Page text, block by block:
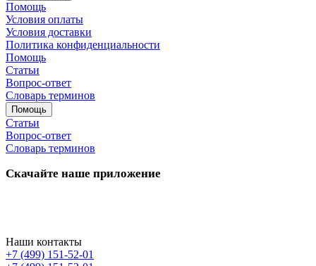
Помощь
Условия оплаты
Условия доставки
Политика конфиденциальности
Помощь
Статьи
Вопрос-ответ
Словарь терминов
Помощь
Статьи
Вопрос-ответ
Словарь терминов
Скачайте наше приложение
Наши контакты
+7 (499) 151-52-01